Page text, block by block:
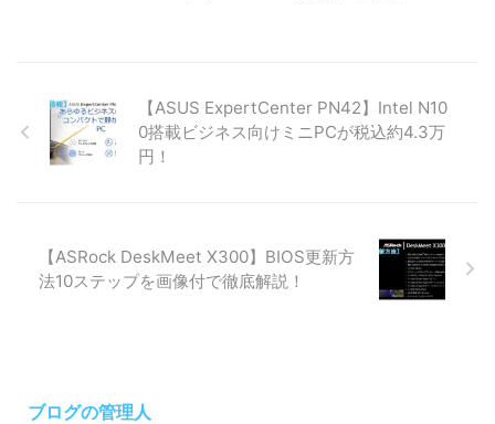
【ASUS ExpertCenter PN42】Intel N10
0搭載ビジネス向けミニPCが税込約4.3万
円！
【ASRock DeskMeet X300】BIOS更新方
法10ステップを画像付で徹底解説！
ブログの管理人